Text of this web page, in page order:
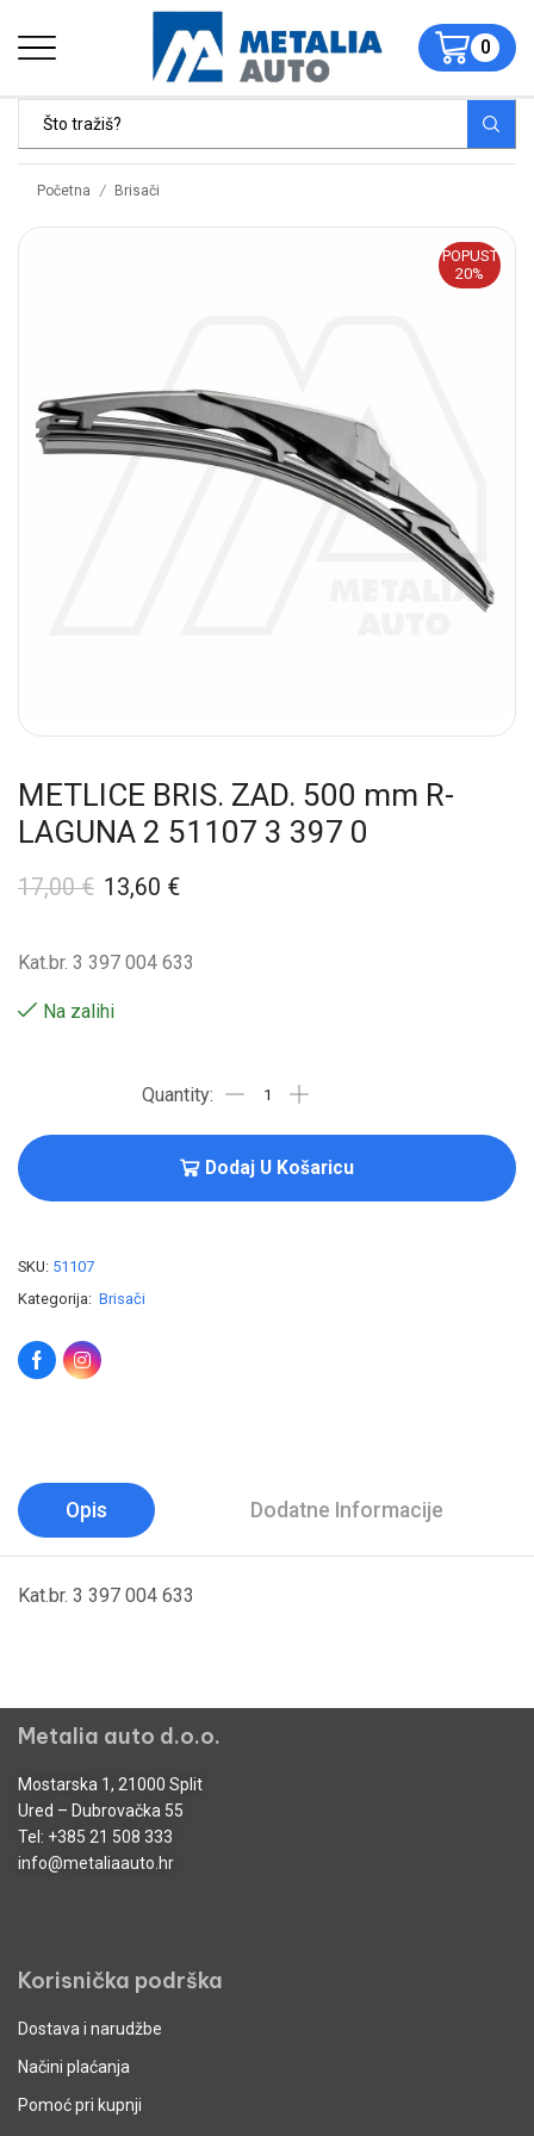
0
Početna / Brisači
POPUST
20%
METLICE BRIS. ZAD. 500 mm R-
LAGUNA 2 51107 3 397 0
17,00€ 13,60 €
Kat.br. 3 397 004 633
Na zalihi
Dodaj U Košaricu
SKU: 51107
Kategorija: Brisači
Opis Dodatne Informacije
Kat.br. 3 397 004 633
Metalia auto d.o.o.
Mostarska 1, 21000 Split
Ured – Dubrovačka 55
Tel: +385 21 508 333
info@metaliaauto.hr
Korisnička podrška
Dostava i narudžbe
Načini plaćanja
Pomoć pri kupnji